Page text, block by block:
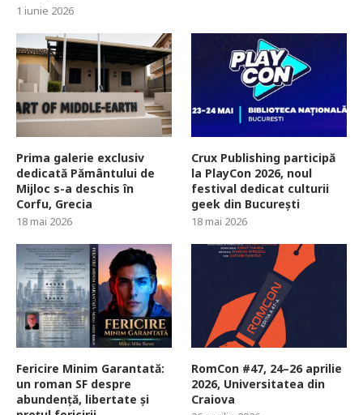
1 iunie 2026
Prima galerie exclusiv
dedicată Pământului de
Mijloc s-a deschis în
Corfu, Grecia
18 mai 2026
Crux Publishing participă
la PlayCon 2026, noul
festival dedicat culturii
geek din București
18 mai 2026
Fericire Minim Garantată:
un roman SF despre
abundență, libertate și
RomCon #47, 24–26 aprilie
2026, Universitatea din
Craiova